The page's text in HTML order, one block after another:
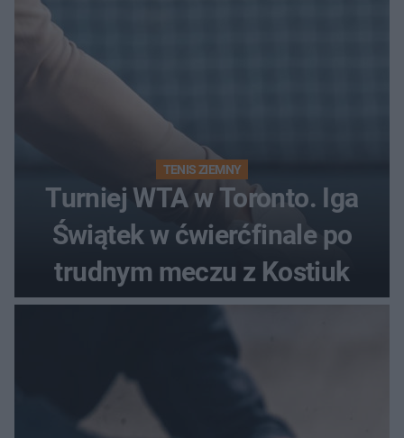
TENIS ZIEMNY
Turniej WTA w Toronto. Iga
Świątek w ćwierćfinale po
trudnym meczu z Kostiuk